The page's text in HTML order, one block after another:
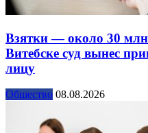
Взятки — около 30
Витебске суд вынес
лицу
Общество 08.08.2026